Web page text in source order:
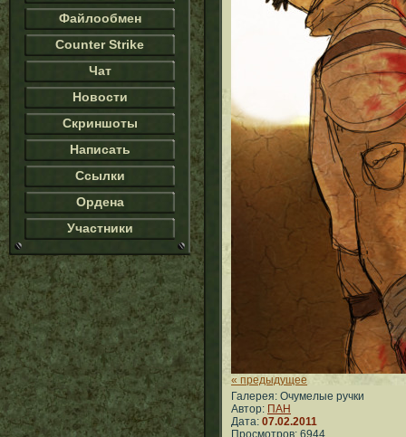
Файлообмен
Counter Strike
Чат
Новости
Скриншоты
Написать
Ссылки
Ордена
Участники
« предыдущее
Галерея: Очумелые ручки
Автор: ПАН
Дата: 07.02.2011
Просмотров: 6944